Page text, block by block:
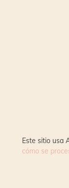
Este sitio usa
cómo se